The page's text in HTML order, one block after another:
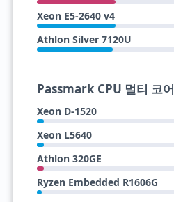
Xeon E5-2640 v4
Athlon Silver 7120U
Passmark CPU 멀티 코어
Xeon D-1520
Xeon L5640
Athlon 320GE
Ryzen Embedded R1606G